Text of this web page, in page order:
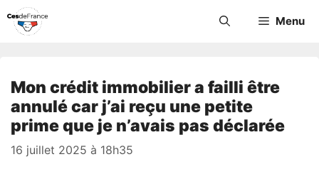
Aller
Menu
Mon crédit immobilier a failli être
annulé car j’ai reçu une petite
prime que je n’avais pas déclarée
16 juillet 2025 à 18h35